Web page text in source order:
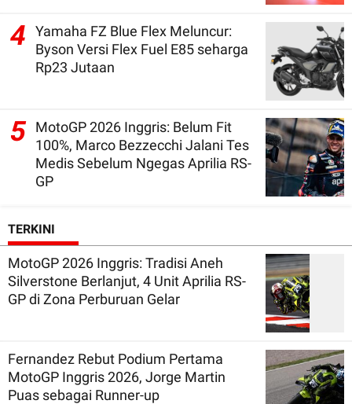
4
Yamaha FZ Blue Flex Meluncur:
Byson Versi Flex Fuel E85 seharga
Rp23 Jutaan
5 MotoGP 2026 Inggris: Belum Fit
100%, Marco Bezzecchi Jalani Tes
Medis Sebelum Ngegas Aprilia RS-
GP
TERKINI
MotoGP 2026 Inggris: Tradisi Aneh
Silverstone Berlanjut, 4 Unit Aprilia RS-
GP di Zona Perburuan Gelar
Fernandez Rebut Podium Pertama
MotoGP Inggris 2026, Jorge Martin
Puas sebagai Runner-up